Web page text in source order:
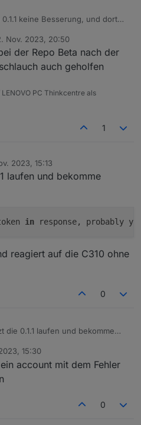
17:46:24.965	info	false
17:45:45.101	info	Wait for
17:45:44.683	info	Init device
17:45:44.423	info	Found 1
keine Besserung, und dort
wenn es gehen würde könnte
nicht den privatsphärenmodus
nur etwas angepasst werden
Nov. 2023, 20:50
von
der Repo Beta nach der
auch geholfen
PC Thinkcentre als
1
2023, 15:13
laufen und bekomme
in response, probably
reagiert auf die C310 ohne
0
die 0.1.1 laufen und bekomme
grün und reagiert auf die C310
15:30
account mit dem Fehler
0